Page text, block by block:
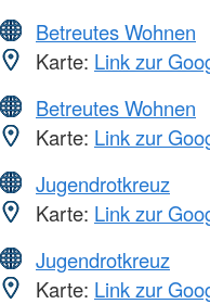
Betreutes Wohnen
Karte: Link zur
Betreutes Wohnen
Karte: Link zur
Jugendrotkreuz
Karte: Link zur
Jugendrotkreuz
Karte: Link zur